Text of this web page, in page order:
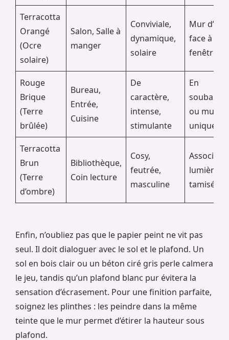
Terracotta
Orangé
(Ocre
solaire)
Salon, Salle à
manger
Conviviale,
dynamique,
solaire
Mur
face à la
fenêtre
Rouge
Brique
(Terre
brûlée)
Bureau,
Entrée,
Cuisine
De
caractère,
intense,
stimulante
En
ou mur
unique
Terracotta
Brun
(Terre
d’ombre)
Bibliothèque,
Coin lecture
Cosy,
feutrée,
masculine
Associé à
lumières
tamisées
Enfin, n’oubliez pas que le papier peint ne vit pas
seul. Il doit dialoguer avec le sol et le plafond. Un
sol en bois clair ou un béton ciré gris perle calmera
le jeu, tandis qu’un plafond blanc pur évitera la
sensation d’écrasement. Pour une finition parfaite,
soignez les plinthes : les peindre dans la même
teinte que le mur permet d’étirer la hauteur sous
plafond.